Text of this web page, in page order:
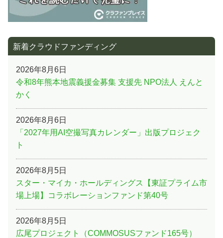
新着クラウドファンディング
2026年8月6日
令和8年熊本地震義援金募集 支援先 NPO法人 えんと
かく
2026年8月6日
「2027年用AI空撮写真カレンダー」出版プロジェク
ト
2026年8月5日
スター・マイカ・ホールディングス【東証プライム市
場上場】コラボレーションファンド第40号
2026年8月5日
広尾プロジェクト（COMMOSUSファンド165号）